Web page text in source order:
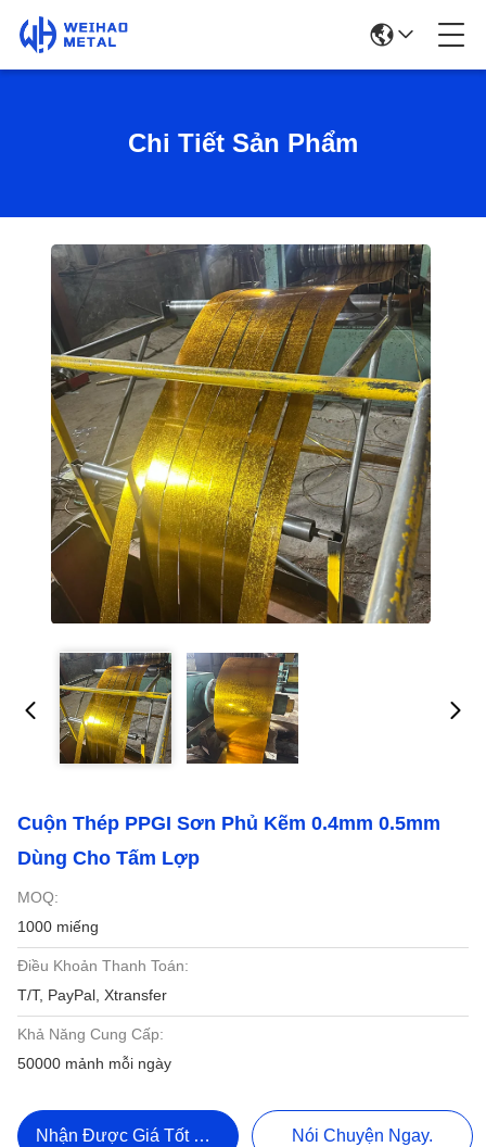
Chi Tiết Sản Phẩm
Cuộn Thép PPGI Sơn Phủ Kẽm 0.4mm 0.5mm
Dùng Cho Tấm Lợp
MOQ:
1000 miếng
Điều Khoản Thanh Toán:
T/T, PayPal, Xtransfer
Khả Năng Cung Cấp:
50000 mảnh mỗi ngày
Nhận Được Giá Tốt Nhất Nói Chuyện Ngay.